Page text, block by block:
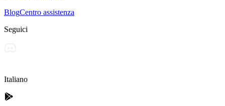
BlogCentro assistenza
Seguici
Italiano